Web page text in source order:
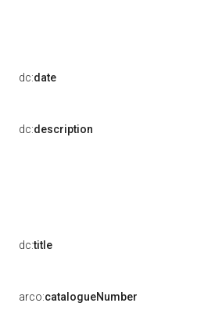
dc:date
dc:description
dc:title
arco:catalogueNumber